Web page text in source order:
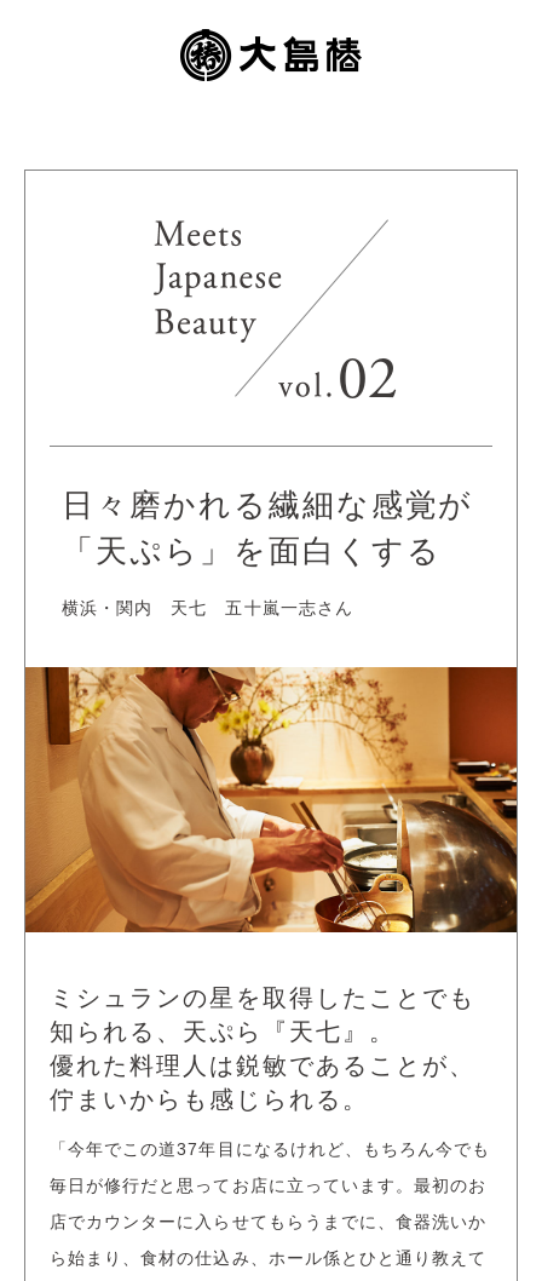
02
日々磨かれる繊細な感覚が
「天ぷら」を面白くする
横浜・関内 天七 五十嵐一志さん
ミシュランの星を取得したことでも
知られる、天ぷら『天七』。
優れた料理人は鋭敏であることが、
佇まいからも感じられる。
「今年でこの道37年目になるけれど、もちろん今でも
毎日が修行だと思ってお店に立っています。最初のお
店でカウンターに入らせてもらうまでに、食器洗いか
ら始まり、食材の仕込み、ホール係とひと通り教えて